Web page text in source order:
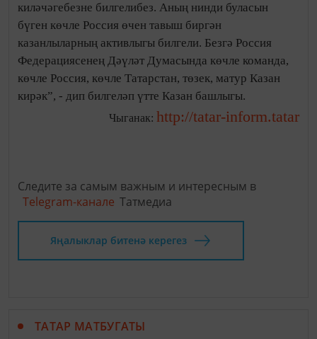
киләчәгебезне билгелибез. Аның нинди буласын
бүген көчле Россия өчен тавыш биргән
казанлыларның активлыгы билгели. Безгә Россия
Федерациясенең Дәүләт Думасында көчле команда,
көчле Россия, көчле Татарстан, төзек, матур Казан
кирәк”, - дип билгеләп үтте Казан башлыгы.
Чыганак: http://tatar-inform.tatar
Следите за самым важным и интересным в
Telegram-канале Татмедиа
Яңалыклар битенә керегез
ТАТАР МАТБУГАТЫ